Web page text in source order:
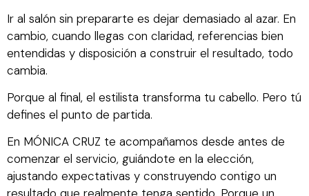
Ir al salón sin prepararte es dejar demasiado al azar. En
cambio, cuando llegas con claridad, referencias bien
entendidas y disposición a construir el resultado, todo
cambia.
Porque al final, el estilista transforma tu cabello. Pero tú
defines el punto de partida.
En MÓNICA CRUZ te acompañamos desde antes de
comenzar el servicio, guiándote en la elección,
ajustando expectativas y construyendo contigo un